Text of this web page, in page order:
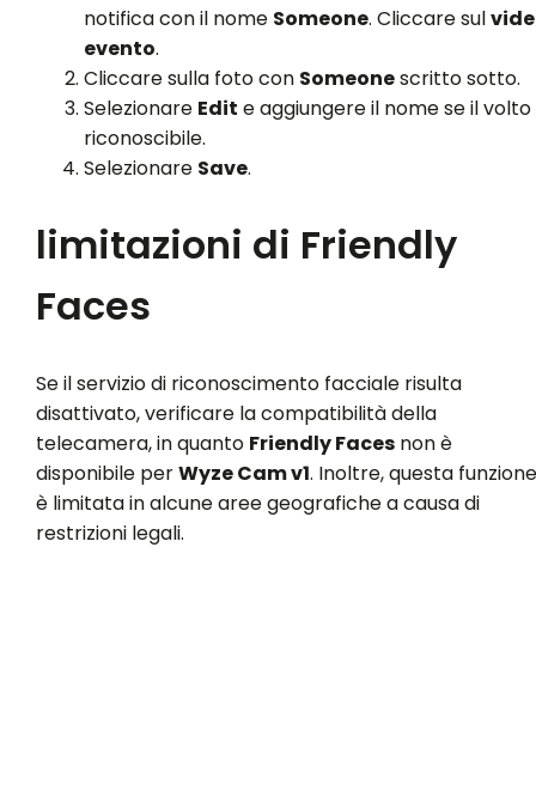
notifica con il nome Someone. Cliccare sul
evento.
Cliccare sulla foto con Someonescritto sotto.
Selezionare Edit e aggiungere il nome se il volto
riconoscibile.
Selezionare Save.
limitazioni di Friendly
Faces
Se il servizio di riconoscimento facciale risulta
disattivato, verificare la compatibilità della
telecamera, in quanto Friendly Facesnon è
disponibile perWyze Cam v1. Inoltre, questa funzione
è limitata in alcune aree geografiche a causa di
restrizioni legali.